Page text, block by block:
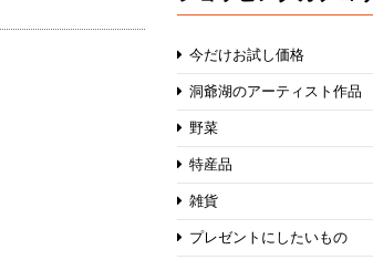
今だけお試し価格
洞爺湖のアーティスト作品
野菜
特産品
雑貨
プレゼントにしたいもの